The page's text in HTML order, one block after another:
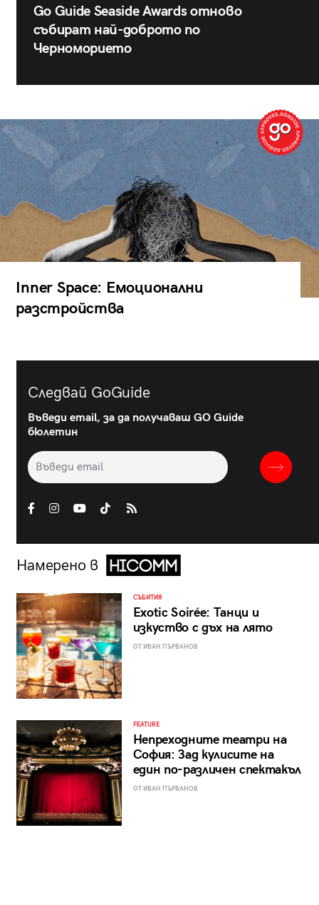
Go Guide Seaside Awards отново
събират най-доброто по
Черноморието
Inner Space: Емоционални
разстройства
Следвай GoGuide
Въведи email, за да получаваш GO Guide
бюлетин
Намерено в
СЪБИТИЯ
Exotic Soirée: Танци и
изкуство с дъх на лято
ОТ ИВАН ПЪРВАНОВ
FEATURE
Непреходните театри на
София: Зад кулисите на
един по-различен спектакъл
ОТ ИВАН ПЪРВАНОВ